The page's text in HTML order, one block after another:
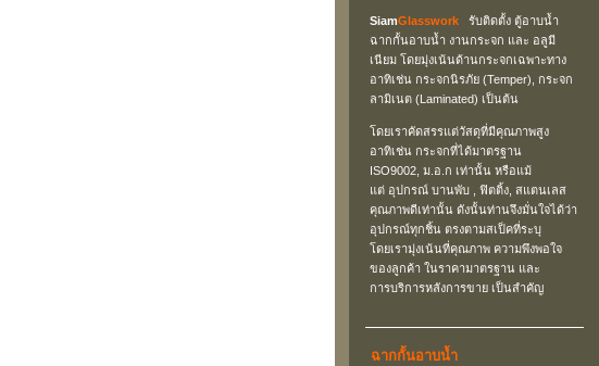
SiamGlasswork รับติดตั้ง ตู้อาบน้ำ
ฉากกั้นอาบน้ำ งานกระจก และ อลูมี
เนียม โดยมุ่งเน้นด้านกระจกเฉพาะทาง
อาทิเช่น กระจกนิรภัย (Temper), กระจก
ลามิเนต (Laminated) เป็นต้น
โดยเราคัดสรรแต่วัสดุที่มีคุณภาพสูง
อาทิเช่น กระจกที่ได้มาตรฐาน
ISO9002, ม.อ.ก เท่านั้น หรือแม้
แต่ อุปกรณ์ บานพับ , ฟิตติ้ง, สแตนเลส
คุณภาพดีเท่านั้น ดังนั้นท่านจึงมั่นใจได้ว่า
อุปกรณ์ทุกชิ้น ตรงตามสเป็คที่ระบุ
โดยเรามุ่งเน้นที่คุณภาพ ความพึงพอใจ
ของลูกค้า ในราคามาตรฐาน และ
การบริการหลังการขาย เป็นสำคัญ
ฉากกั้นอาบน้ำ